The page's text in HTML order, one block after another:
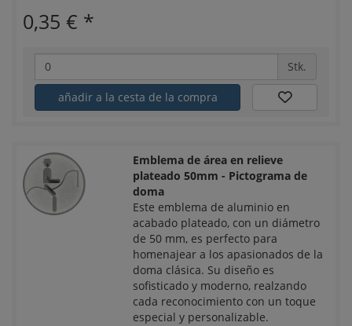
0,35 € *
Stk.
añadir a la cesta de la compra
Emblema de área en relieve
plateado 50mm - Pictograma de
doma
Este emblema de aluminio en
acabado plateado, con un diámetro
de 50 mm, es perfecto para
homenajear a los apasionados de la
doma clásica. Su diseño es
sofisticado y moderno, realzando
cada reconocimiento con un toque
especial y personalizable.